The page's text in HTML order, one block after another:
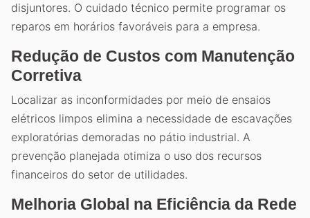
disjuntores. O cuidado técnico permite programar os
reparos em horários favoráveis para a empresa.
Redução de Custos com Manutenção
Corretiva
Localizar as inconformidades por meio de ensaios
elétricos limpos elimina a necessidade de escavações
exploratórias demoradas no pátio industrial. A
prevenção planejada otimiza o uso dos recursos
financeiros do setor de utilidades.
Melhoria Global na Eficiência da Rede